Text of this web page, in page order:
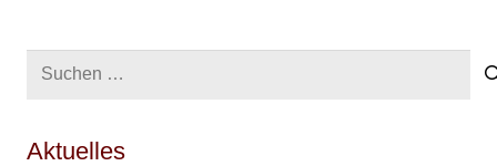
Suchen
Aktuelles